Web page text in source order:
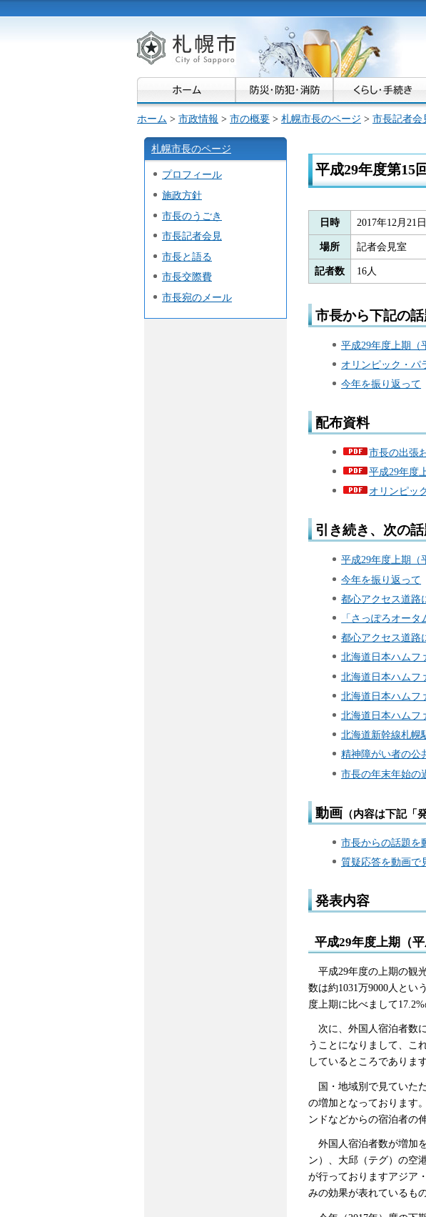
札幌市
ホーム > 市政情報 > 市の概要 > 札幌市長のページ > 市長記者会
札幌市長のページ
プロフィール
施政方針
市長のうごき
市長記者会見
市長と語る
市長交際費
市長宛のメール
平成29年度第15
日時 2017年12月21
場所 記者会見室
記者数 16人
市長から下記の話
平成29年度上期（
オリンピック・パ
今年を振り返って
配布資料
市長の出張
平成29年度
オリンピッ
引き続き、次の
平成29年度上期（
今年を振り返って
都心アクセス道路
「さっぽろオー
都心アクセス道路
北海道日本ハムフ
北海道日本ハムフ
北海道日本ハムフ
北海道日本ハムフ
北海道新幹線札幌
精神障がい者の公
市長の年末年始の
動画 （内容は下記「
市長からの話題を
質疑応答を動画で
発表内容
平成29年度上期（
平成29年度の上期の観
数は約1031万9000人とい
度上期に比べまして
次に、外国人宿泊者数
うことになりまして、こ
しているところであります
国・地域別で見ていた
の増加となっております
ンドなどからの宿泊者の
外国人宿泊者数が増加
ン）、大邱（テグ）の空
が行っておりますアジア
みの効果が表れているも